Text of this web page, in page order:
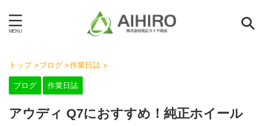
トップ >ブログ >作業日誌 >
ブログ 作業日誌
アウディ Q7におすすめ！純正ホイール